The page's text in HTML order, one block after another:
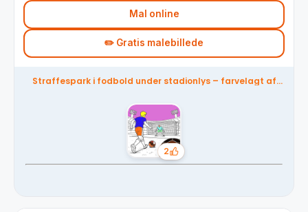
Mal online
✏️ Gratis malebillede
Straffespark i fodbold under stadionlys – farvelagt af
2
Likes